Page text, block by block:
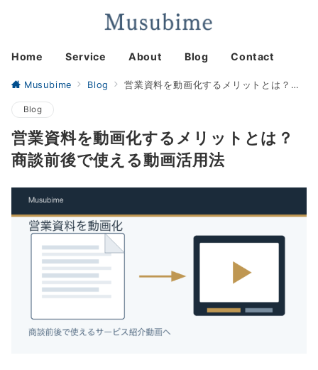
Home Service About Blog Contact
Musubime Blog 営業資料を動画化するメリットとは？商談前後で使える動画活用法
Blog
営業資料を動画化するメリットとは？
商談前後で使える動画活用法